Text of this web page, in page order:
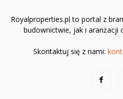
Royalproperties.pl to portal z
budownictwie, jak i aranżacji
Skontaktuj się z nami: